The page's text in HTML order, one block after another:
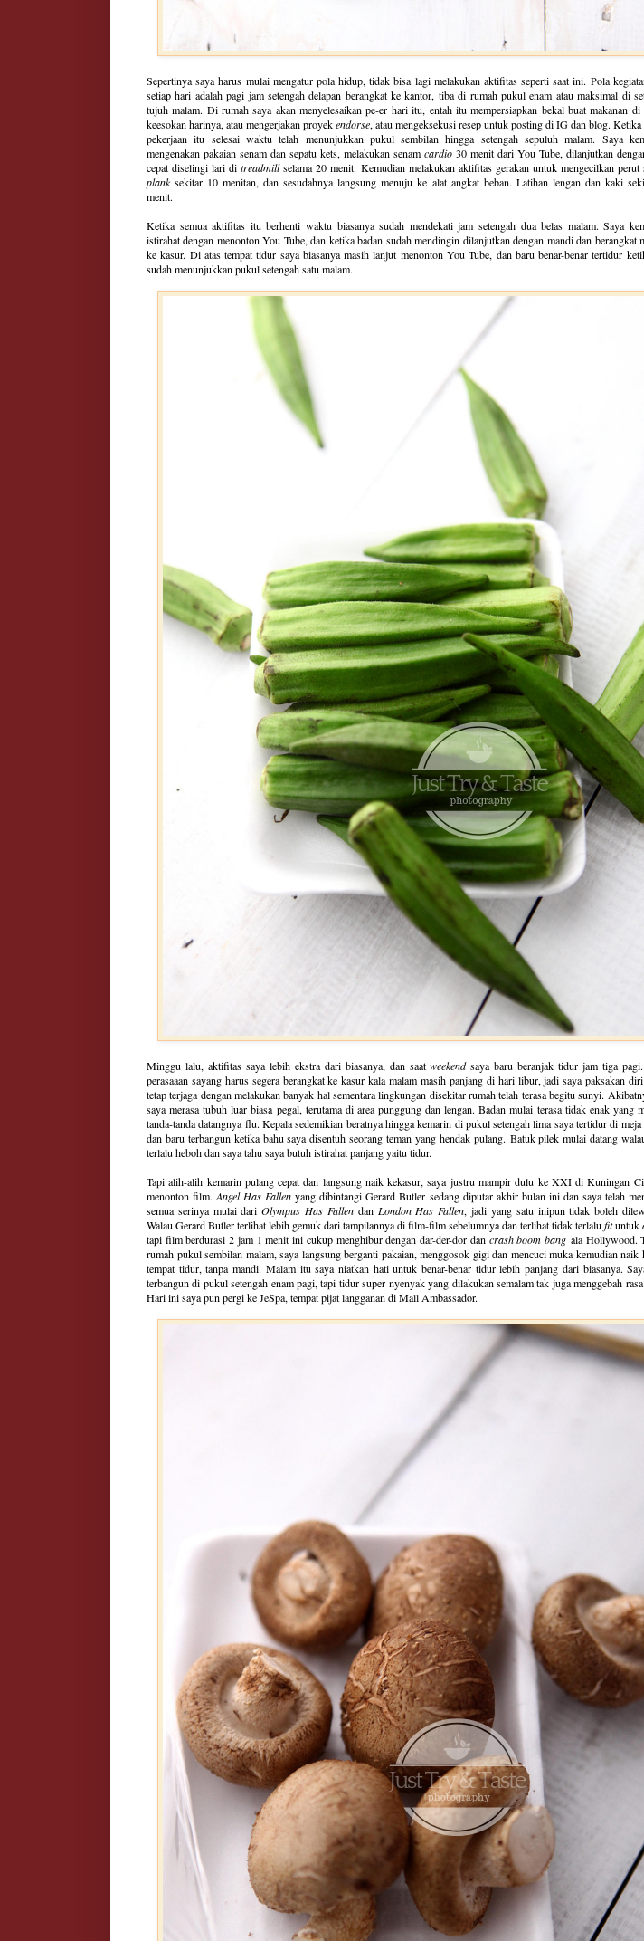
Sepertinya saya harus mulai mengatur pola hidup, tidak bisa lagi melakukan aktifitas seperti saat ini. Pola
setiap hari adalah pagi jam setengah delapan berangkat ke kantor, tiba di rumah pukul enam atau maksimal di
tujuh malam. Di rumah saya akan menyelesaikan pe-er hari itu, entah itu mempersiapkan bekal buat makanan di
keesokan harinya, atau mengerjakan proyekendorse, atau mengeksekusi resep untuk posting di IG dan blog. Ketika
pekerjaan itu selesai waktu telah menunjukkan pukul sembilan hingga setengah sepuluh malam. Saya
mengenakan pakaian senam dan sepatu kets, melakukan senam cardio 30 menit dari You Tube, dilanjutkan
cepat diselingi lari di treadmillselama 20 menit. Kemudian melakukan aktifitas gerakan untuk mengecilkan perut
planksekitar 10 menitan, dan sesudahnya langsung menuju ke alat angkat beban. Latihan lengan dan kaki
menit.
Ketika semua aktifitas itu berhenti waktu biasanya sudah mendekati jam setengah dua belas malam. Saya
istirahat dengan menonton You Tube, dan ketika badan sudah mendingin dilanjutkan dengan mandi dan berangkat
ke kasur. Di atas tempat tidur saya biasanya masih lanjut menonton You Tube, dan baru benar-benar tertidur
sudah menunjukkan pukul setengah satu malam.
Minggu lalu, aktifitas saya lebih ekstra dari biasanya, dan saatweekendsaya baru beranjak tidur jam tiga
perasaaan sayang harus segera berangkat ke kasur kala malam masih panjang di hari libur, jadi saya paksakan
tetap terjaga dengan melakukan banyak hal sementara lingkungan disekitar rumah telah terasa begitu sunyi.
saya merasa tubuh luar biasa pegal, terutama di area punggung dan lengan. Badan mulai terasa tidak enak yang
tanda-tanda datangnya flu. Kepala sedemikian beratnya hingga kemarin di pukul setengah lima saya tertidur di
dan baru terbangun ketika bahu saya disentuh seorang teman yang hendak pulang. Batuk pilek mulai datang
terlalu heboh dan saya tahu saya butuh istirahat panjang yaitu tidur.
Tapi alih-alih kemarin pulang cepat dan langsung naik kekasur, saya justru mampir dulu ke XXI di Kuningan
menonton film. Angel Has Fallen yang dibintangi Gerard Butler sedang diputar akhir bulan ini dan saya telah
semua serinya mulai dariOlympus Has FallendanLondon Has Fallen, jadi yang satu inipun tidak boleh
Walau Gerard Butler terlihat lebih gemuk dari tampilannya di film-film sebelumnya dan terlihat tidak terlalufituntuk
tapi film berdurasi 2 jam 1 menit ini cukup menghibur dengan dar-der-dor dancrash boom bang ala Hollywood.
rumah pukul sembilan malam, saya langsung berganti pakaian, menggosok gigi dan mencuci muka kemudian naik
tempat tidur, tanpa mandi. Malam itu saya niatkan hati untuk benar-benar tidur lebih panjang dari biasanya.
terbangun di pukul setengah enam pagi, tapi tidur super nyenyak yang dilakukan semalam tak juga menggebah
Hari ini saya pun pergi ke JeSpa, tempat pijat langganan di Mall Ambassador.